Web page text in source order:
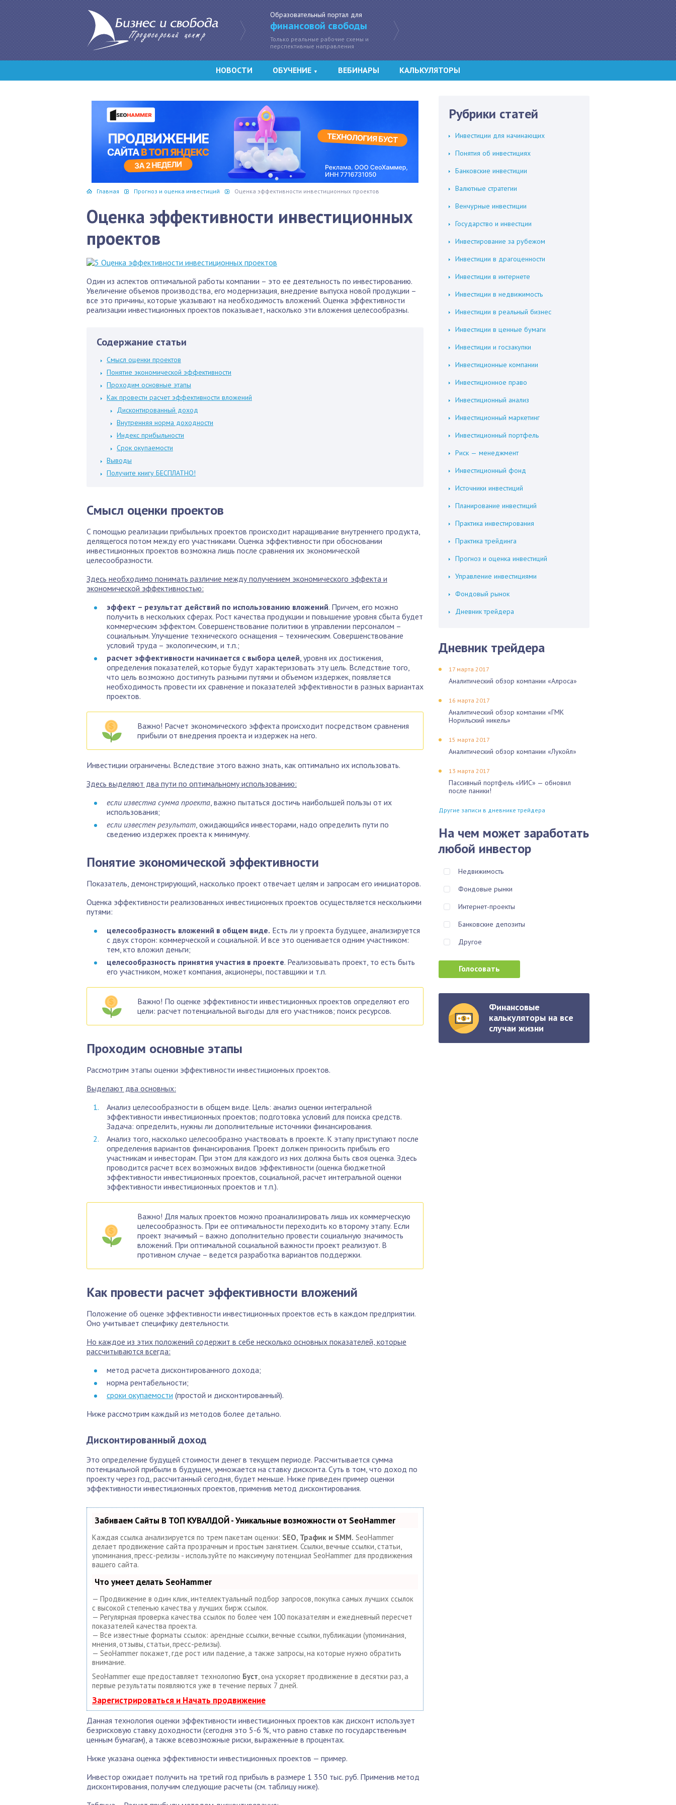
Образовательный портал для
финансовой свободы
Только реальные рабочие схемы и
перспективные направления
НОВОСТИ ОБУЧЕНИЕ ▼ ВЕБИНАРЫ КАЛЬКУЛЯТОРЫ
Главная Прогноз и оценка инвестиций Оценка эффективности инвестиционных проектов
Оценка эффективности инвестиционных
проектов
Один из аспектов оптимальной работы компании – это ее деятельность по инвестированию.
Увеличение объемов производства, его модернизация, внедрение выпуска новой продукции –
все это причины, которые указывают на необходимость вложений. Оценка эффективности
реализации инвестиционных проектов показывает, насколько эти вложения целесообразны.
Содержание статьи
Смысл оценки проектов
Понятие экономической эффективности
Проходим основные этапы
Как провести расчет эффективности вложений
Дисконтированный доход
Внутренняя норма доходности
Индекс прибыльности
Срок окупаемости
Выводы
Получите книгу БЕСПЛАТНО!
Смысл оценки проектов
С помощью реализации прибыльных проектов происходит наращивание внутреннего продукта,
делящегося потом между его участниками. Оценка эффективности при обосновании
инвестиционных проектов возможна лишь после сравнения их экономической
целесообразности.
Здесь необходимо понимать различие между получением экономического эффекта и
экономической эффективностью:
эффект – результат действий по использованию вложений. Причем, его можно
получить в нескольких сферах. Рост качества продукции и повышение уровня сбыта будет
коммерческим эффектом. Совершенствование политики в управлении персоналом –
социальным. Улучшение технического оснащения – техническим. Совершенствование
условий труда – экологическим, и т.п.;
расчет эффективности начинается с выбора целей , уровня их достижения,
определения показателей, которые будут характеризовать эту цель. Вследствие того,
что цель возможно достигнуть разными путями и объемом издержек, появляется
необходимость провести их сравнение и показателей эффективности в разных вариантах
проектов.
Важно! Расчет экономического эффекта происходит посредством сравнения
прибыли от внедрения проекта и издержек на него.
Инвестиции ограничены. Вследствие этого важно знать, как оптимально их использовать.
Здесь выделяют два пути по оптимальному использованию:
если известна сумма проекта , важно пытаться достичь наибольшей пользы от их
использования;
если известен результат , ожидающийся инвесторами, надо определить пути по
сведению издержек проекта к минимуму.
Понятие экономической эффективности
Показатель, демонстрирующий, насколько проект отвечает целям и запросам его инициаторов.
Оценка эффективности реализованных инвестиционных проектов осуществляется несколькими
путями:
целесообразность вложений в общем виде. Есть ли у проекта будущее, анализируется
с двух сторон: коммерческой и социальной. И все это оценивается одним участником:
тем, кто вложил деньги;
целесообразность принятия участия в проекте. Реализовывать проект, то есть быть
его участником, может компания, акционеры, поставщики и т.п.
Важно! По оценке эффективности инвестиционных проектов определяют его
цели: расчет потенциальной выгоды для его участников; поиск ресурсов.
Проходим основные этапы
Рассмотрим этапы оценки эффективности инвестиционных проектов.
Выделают два основных:
Анализ целесообразности в общем виде. Цель: анализ оценки интегральной
эффективности инвестиционных проектов; подготовка условий для поиска средств.
Задача: определить, нужны ли дополнительные источники финансирования.
Анализ того, насколько целесообразно участвовать в проекте. К этапу приступают после
определения вариантов финансирования. Проект должен приносить прибыль его
участникам и инвесторам. При этом для каждого из них должна быть своя оценка. Здесь
проводится расчет всех возможных видов эффективности (оценка бюджетной
эффективности инвестиционных проектов, социальной, расчет интегральной оценки
эффективности инвестиционных проектов и т.п.).
Важно! Для малых проектов можно проанализировать лишь их коммерческую
целесообразность. При ее оптимальности переходить ко второму этапу. Если
проект значимый – важно дополнительно провести социальную значимость
вложений. При оптимальной социальной важности проект реализуют. В
противном случае – ведется разработка вариантов поддержки.
Как провести расчет эффективности вложений
Положение об оценке эффективности инвестиционных проектов есть в каждом предприятии.
Оно учитывает специфику деятельности.
Но каждое из этих положений содержит в себе несколько основных показателей, которые
рассчитываются всегда:
метод расчета дисконтированного дохода;
норма рентабельности;
сроки окупаемости (простой и дисконтированный).
Ниже рассмотрим каждый из методов более детально.
Дисконтированный доход
Это определение будущей стоимости денег в текущем периоде. Рассчитывается сумма
потенциальной прибыли в будущем, умножается на ставку дисконта. Суть в том, что доход по
проекту через год, рассчитанный сегодня, будет меньше. Ниже приведен пример оценки
эффективности инвестиционных проектов, применив метод дисконтирования.
Забиваем Сайты В ТОП КУВАЛДОЙ - Уникальные возможности от SeoHammer
Каждая ссылка анализируется по трем пакетам оценки: SEO, Трафик и SMM. SeoHammer
делает продвижение сайта прозрачным и простым занятием. Ссылки, вечные ссылки, статьи,
упоминания, пресс-релизы - используйте по максимуму потенциал SeoHammer для продвижения
вашего сайта.
Что умеет делать SeoHammer
— Продвижение в один клик, интеллектуальный подбор запросов, покупка самых лучших ссылок
с высокой степенью качества у лучших бирж ссылок.
— Регулярная проверка качества ссылок по более чем 100 показателям и ежедневный пересчет
показателей качества проекта.
— Все известные форматы ссылок: арендные ссылки, вечные ссылки, публикации (упоминания,
мнения, отзывы, статьи, пресс-релизы).
— SeoHammer покажет, где рост или падение, а также запросы, на которые нужно обратить
внимание.
SeoHammer еще предоставляет технологию Буст , она ускоряет продвижение в десятки раз, а
первые результаты появляются уже в течение первых 7 дней.
Зарегистрироваться и Начать продвижение
Данная технология оценки эффективности инвестиционных проектов как дисконт использует
безрисковую ставку доходности (сегодня это 5-6 %, что равно ставке по государственным
ценным бумагам), а также всевозможные риски, выраженные в процентах.
Ниже указана оценка эффективности инвестиционных проектов — пример.
Инвестор ожидает получить на третий год прибыль в размере 1 350 тыс. руб. Применив метод
дисконтирования, получим следующие расчеты (см. таблицу ниже).
Рубрики статей
Инвестиции для начинающих
Понятия об инвестициях
Банковские инвестиции
Валютные стратегии
Венчурные инвестиции
Государство и инвестции
Инвестирование за рубежом
Инвестиции в драгоценности
Инвестиции в интернете
Инвестиции в недвижимость
Инвестиции в реальный бизнес
Инвестиции в ценные бумаги
Инвестиции и госзакупки
Инвестиционные компании
Инвестиционное право
Инвестиционный анализ
Инвестиционный маркетинг
Инвестиционный портфель
Риск — менеджмент
Инвестиционный фонд
Источники инвестиций
Планирование инвестиций
Практика инвестирования
Практика трейдинга
Прогноз и оценка инвестиций
Управление инвестициями
Фондовый рынок
Дневник трейдера
Дневник трейдера
17 марта 2017
Аналитический обзор компании «Алроса»
16 марта 2017
Аналитический обзор компании «ГМК
Норильский никель»
15 марта 2017
Аналитический обзор компании «Лукойл»
13 марта 2017
Пассивный портфель «ИИС» — обновил
после паники!
Другие записи в дневнике трейдера
На чем может заработать
любой инвестор
Недвижимость
Фондовые рынки
Интернет-проекты
Банковские депозиты
Другое
Финансовые
калькуляторы на все
случаи жизни